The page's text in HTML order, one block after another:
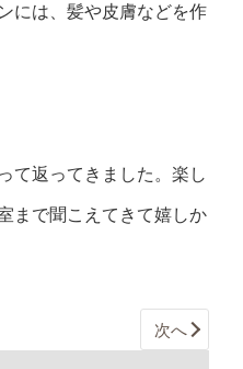
には、髪や皮膚などを作
て返ってきました。楽し
まで聞こえてきて嬉しか
次へ